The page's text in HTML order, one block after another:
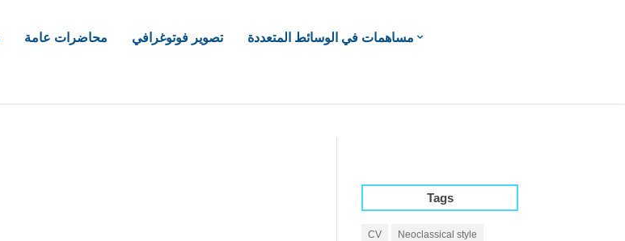
محاضرات عامة تصوير فوتوغرافي
مساهمات في الوسائط المتعددة
Tags
CV Neoclassical style